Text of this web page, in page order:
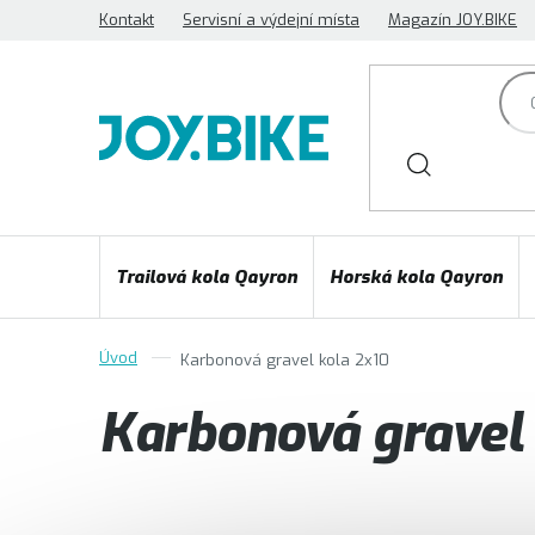
Kontakt Servisní a výdejní místa Magazín JOY.BIKE
Trailová kola Qayron Horská kola Qayron
Karbonová gravel kola 2x10
Karbonová